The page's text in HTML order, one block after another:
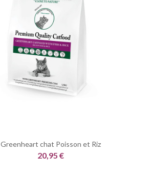
Greenheart chat Poisson et Riz
20,95 €